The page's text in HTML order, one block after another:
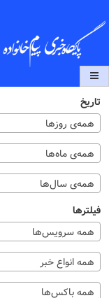
تاریخ
همه‌ی روزها
همه‌ی ماه‌ها
همه‌ی سال‌ها
فیلترها
همه سرویس‌ها
همه انواع خبر
همه باکس‌ها